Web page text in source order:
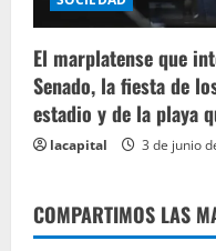
El marplatense que
Senado, la fiesta de
estadio y de la playa
lacapital 3 de junio
COMPARTIMOS LAS